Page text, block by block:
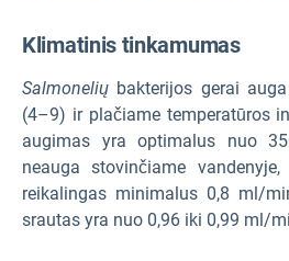
Klimatinis tinkamumas
Salmonelių bakterijos gerai
(4–9) ir plačiame temperatūros
augimas yra optimalus nuo
neauga stovinčiame
reikalingas minimalus 0,8 ml/
srautas yra nuo 0,96 iki 0,99 ml/